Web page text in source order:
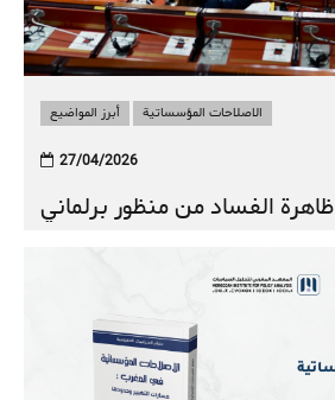
أبرز المواضيع الاصلاحات المؤسساتية
27/04/2026
ظاهرة الفساد من منظور برلماني